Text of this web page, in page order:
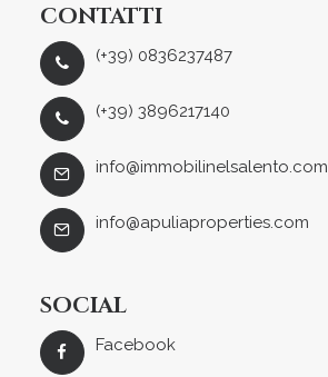
CONTATTI
(+39) 0836237487
(+39) 3896217140
info@immobilinelsalento.com
info@apuliaproperties.com
SOCIAL
Facebook